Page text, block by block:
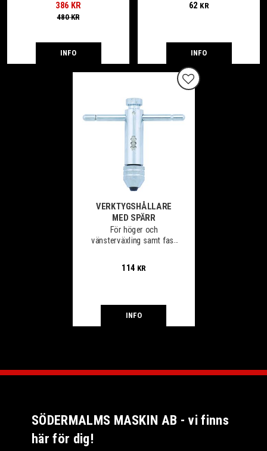
386 KR
480KR
INFO
62 KR
INFO
VERKTYGSHÅLLARE
MED SPÄRR
För höger och
vänsterväxling samt fast
114 KR
Lägg till i favoriter
INFO
SÖDERMALMS MASKIN AB - vi finns
här för dig!